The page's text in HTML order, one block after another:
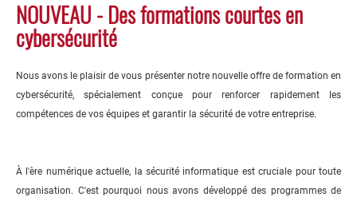
NOUVEAU - Des formations courtes en
cybersécurité
Nous avons le plaisir de vous présenter notre nouvelle offre de formation en
cybersécurité, spécialement conçue pour renforcer rapidement les
compétences de vos équipes et garantir la sécurité de votre entreprise.
À l'ère numérique actuelle, la sécurité informatique est cruciale pour toute
organisation. C'est pourquoi nous avons développé des programmes de